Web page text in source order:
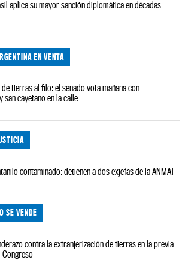
aplica su mayor sanción diplomática en décadas
EN VENTA
de tierras al filo: el senado vota mañana con
cayetano en la calle
contaminado: detienen a dos exjefas de la ANMAT
SE VENDE
contra la extranjerización de tierras en la previa
Congreso